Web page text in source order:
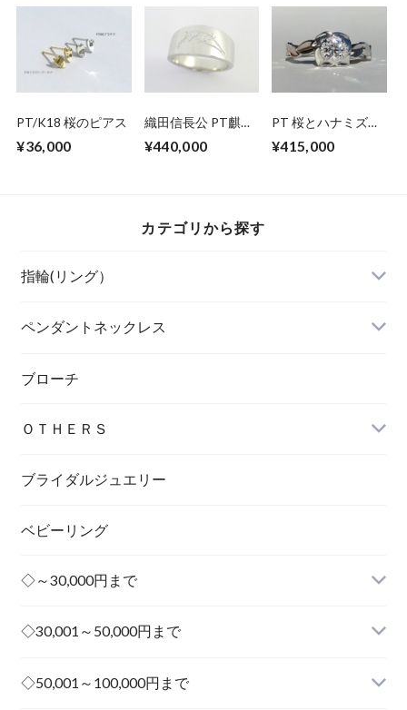
PT/K18 桜のピアス
¥36,000
織田信長公 PT麒麟
¥440,000
PT 桜とハナミズキ
グ
¥415,000
カテゴリから探す
指輪(リング）
ペンダントネックレス
ブローチ
ＯＴＨＥＲＳ
ブライダルジュエリー
ベビーリング
◇～30,000円まで
その他
◇30,001～50,000円まで
◇50,001～100,000円まで